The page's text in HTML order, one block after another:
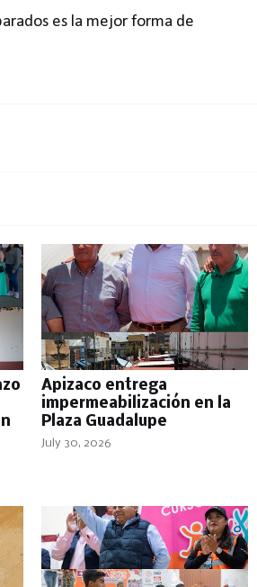
es la mejor forma de
Apizaco entrega
impermeabilización en la
Plaza Guadalupe
July 30, 2026